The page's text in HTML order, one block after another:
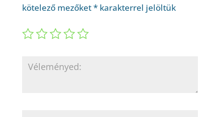
kötelező mezőket*karakterrel jelöltük